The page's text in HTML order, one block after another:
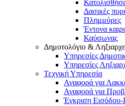
Δασικές
Πλημμύρες
Έντονα
Καύσωνας
Δημοτολόγιο &
Υπηρεσίες
Υπηρεσίες
Τεχνική Υπηρεσία
Αναφορά για
Αναφορά για
Έγκριση